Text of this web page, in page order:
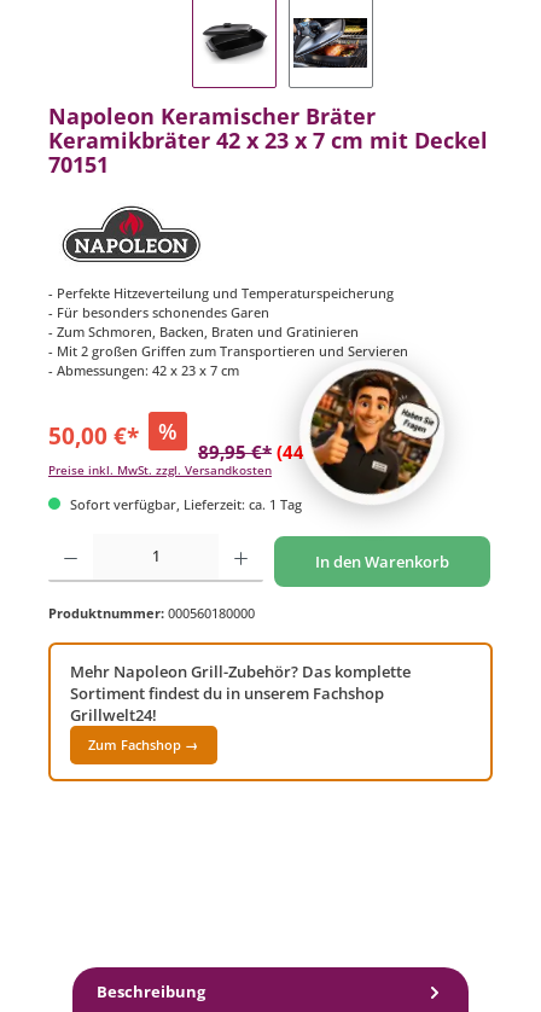
Napoleon Keramischer Bräter
Keramikbräter 42 x 23 x 7 cm mit Deckel
70151
- Perfekte Hitzeverteilung und Temperaturspeicherung
- Für besonders schonendes Garen
- Zum Schmoren, Backen, Braten und Gratinieren
- Mit 2 großen Griffen zum Transportieren und Servieren
- Abmessungen: 42 x 23 x 7 cm
50,00 €* %
89,95 €* (44.41% gespart)
Preise inkl. MwSt. zzgl. Versandkosten
Sofort verfügbar, Lieferzeit: ca. 1 Tag
Produkt Anzahl: Gib den gewünschten Wert ein oder benutze die Schaltflächen um
In den Warenkorb
Produktnummer: 000560180000
Mehr Napoleon Grill-Zubehör? Das komplette
Sortiment findest du in unserem Fachshop
Grillwelt24!
Zum Fachshop →
Beschreibung